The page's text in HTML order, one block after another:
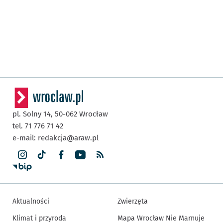
pl. Solny 14, 50-062 Wrocław
tel. 71 776 71 42
e-mail: redakcja@araw.pl
Aktualności
Klimat i przyroda
Zwierzęta
Mapa Wrocław Nie Marnuje